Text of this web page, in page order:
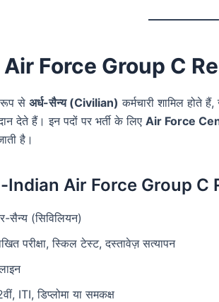
Air Force Group C
रूप से अर्ध-सैन्य (Civilian) कर्मचारी शामिल होते
देते हैं। इन पदों पर भर्ती के लिए Air Force
है।
-Indian Air Force Group C
सैन्य (सिविलियन)
परीक्षा, स्किल टेस्ट, दस्तावेज़ सत्यापन
ITI, डिप्लोमा या समकक्ष